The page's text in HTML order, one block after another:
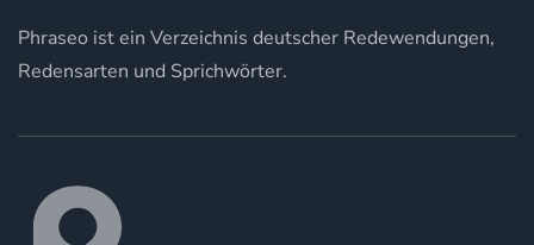
Phraseo ist ein Verzeichnis deutscher Redewendungen,
Redensarten und Sprichwörter.